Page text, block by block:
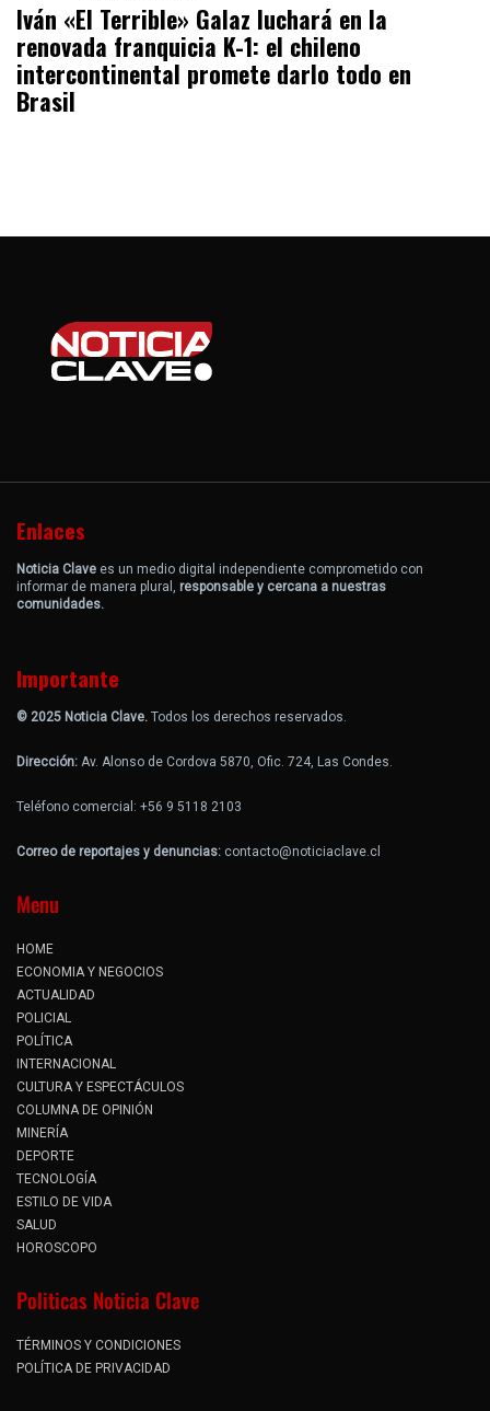
Iván «El Terrible» Galaz luchará en la
renovada franquicia K-1: el chileno
intercontinental promete darlo todo en
Brasil
Enlaces
Noticia Clave es un medio digital independiente comprometido con
informar de manera plural, responsable y cercana a nuestras
comunidades.
Importante
© 2025 Noticia Clave. Todos los derechos reservados.
Dirección: Av. Alonso de Cordova 5870, Ofic. 724, Las Condes.
Teléfono comercial: +56 9 5118 2103
Correo de reportajes y denuncias: contacto@noticiaclave.cl
Menu
HOME
ECONOMIA Y NEGOCIOS
ACTUALIDAD
POLICIAL
POLÍTICA
INTERNACIONAL
CULTURA Y ESPECTÁCULOS
COLUMNA DE OPINIÓN
MINERÍA
DEPORTE
TECNOLOGÍA
ESTILO DE VIDA
SALUD
HOROSCOPO
Politicas Noticia Clave
TÉRMINOS Y CONDICIONES
POLÍTICA DE PRIVACIDAD